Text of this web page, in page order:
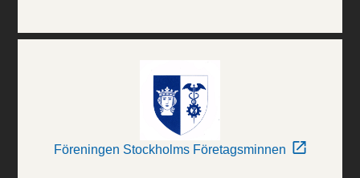
Föreningen Stockholms Företagsminnen